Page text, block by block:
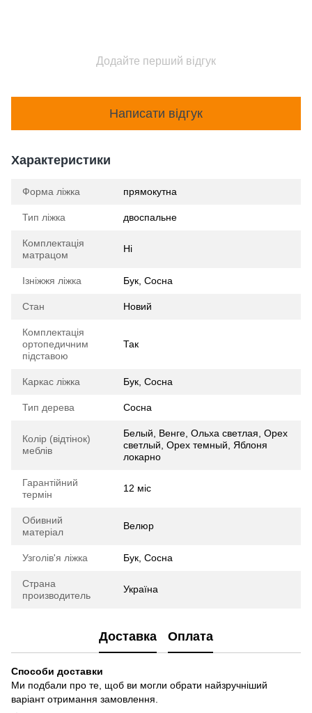
Додайте перший відгук
Написати відгук
Характеристики
Форма ліжка прямокутна
Тип ліжка двоспальне
Комплектація
матрацом
Ні
Ізніжжя ліжка Бук, Сосна
Стан Новий
Комплектація
ортопедичним
підставою
Так
Каркас ліжка Бук, Сосна
Тип дерева Сосна
Колір (відтінок)
меблів
Белый, Венге, Ольха светлая, Орех
светлый, Орех темный, Яблоня
локарно
Гарантійний
термін
12 міс
Обивний
матеріал
Велюр
Узголів'я ліжка Бук, Сосна
Страна
производитель
Україна
Доставка Оплата
Способи доставки
Ми подбали про те, щоб ви могли обрати найзручніший
варіант отримання замовлення.